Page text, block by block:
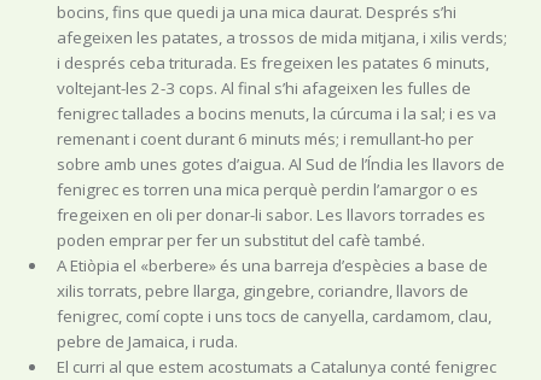
bocins, fins que quedi ja una mica daurat. Després s’hi
afegeixen les patates, a trossos de mida mitjana, i xilis verds;
i després ceba triturada. Es fregeixen les patates 6 minuts,
voltejant-les 2-3 cops. Al final s’hi afageixen les fulles de
fenigrec tallades a bocins menuts, la cúrcuma i la sal; i es va
remenant i coent durant 6 minuts més; i remullant-ho per
sobre amb unes gotes d’aigua. Al Sud de l’Índia les llavors de
fenigrec es torren una mica perquè perdin l’amargor o es
fregeixen en oli per donar-li sabor. Les llavors torrades es
poden emprar per fer un substitut del cafè també.
A Etiòpia el «berbere» és una barreja d’espècies a base de
xilis torrats, pebre llarga, gingebre, coriandre, llavors de
fenigrec, comí copte i uns tocs de canyella, cardamom, clau,
pebre de Jamaica, i ruda.
El curri al que estem acostumats a Catalunya conté fenigrec